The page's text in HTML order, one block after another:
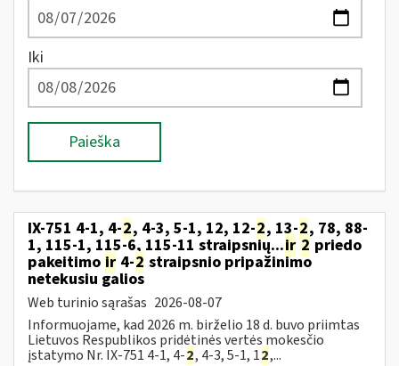
Iki
Paieška
IX-751 4-1, 4-2, 4-3, 5-1, 12, 12-2, 13-2, 78, 88-
1, 115-1, 115-6, 115-11 straipsnių...ir 2 priedo
pakeitimo ir 4-2 straipsnio pripažinimo
netekusiu galios
Web turinio sąrašas 2026-08-07
Informuojame, kad 2026 m. birželio 18 d. buvo priimtas
Lietuvos Respublikos pridėtinės vertės mokesčio
įstatymo Nr. IX-751 4-1, 4-2, 4-3, 5-1, 12,...